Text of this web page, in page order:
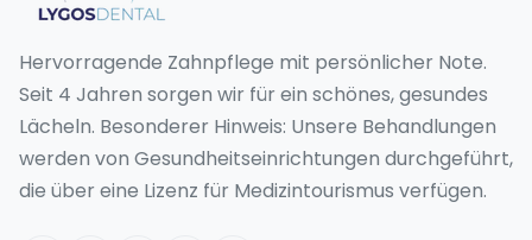
Hervorragende Zahnpflege mit persönlicher Note.
Seit 4 Jahren sorgen wir für ein schönes, gesundes
Lächeln. Besonderer Hinweis: Unsere Behandlungen
werden von Gesundheitseinrichtungen durchgeführt,
die über eine Lizenz für Medizintourismus verfügen.